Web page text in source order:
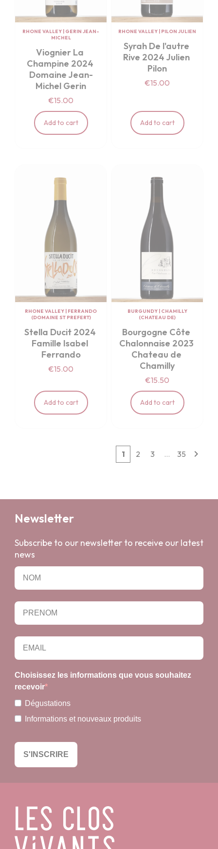
RHONE VALLEY | GERIN JEAN-
MICHEL
Viognier La
Champine 2024
Domaine Jean-
Michel Gerin
€15.00
Add to cart
RHONE VALLEY | PILON JULIEN
Syrah De l'autre
Rive 2024 Julien
Pilon
€15.00
Add to cart
RHONE VALLEY | FERRANDO
(DOMAINE ST PREFERT)
Stella Ducit 2024
Famille Isabel
Ferrando
€15.00
Add to cart
BURGUNDY| CHAMILLY
(CHATEAU DE)
Bourgogne Côte
Chalonnaise 2023
Chateau de
Chamilly
€15.50
Add to cart
1 2 3 … 35 
Newsletter
Subscribe to our newsletter to receive our latest
news
Choisissez les informations que vous souhaitez
recevoir
Dégustations
Informations et nouveaux produits
S'INSCRIRE